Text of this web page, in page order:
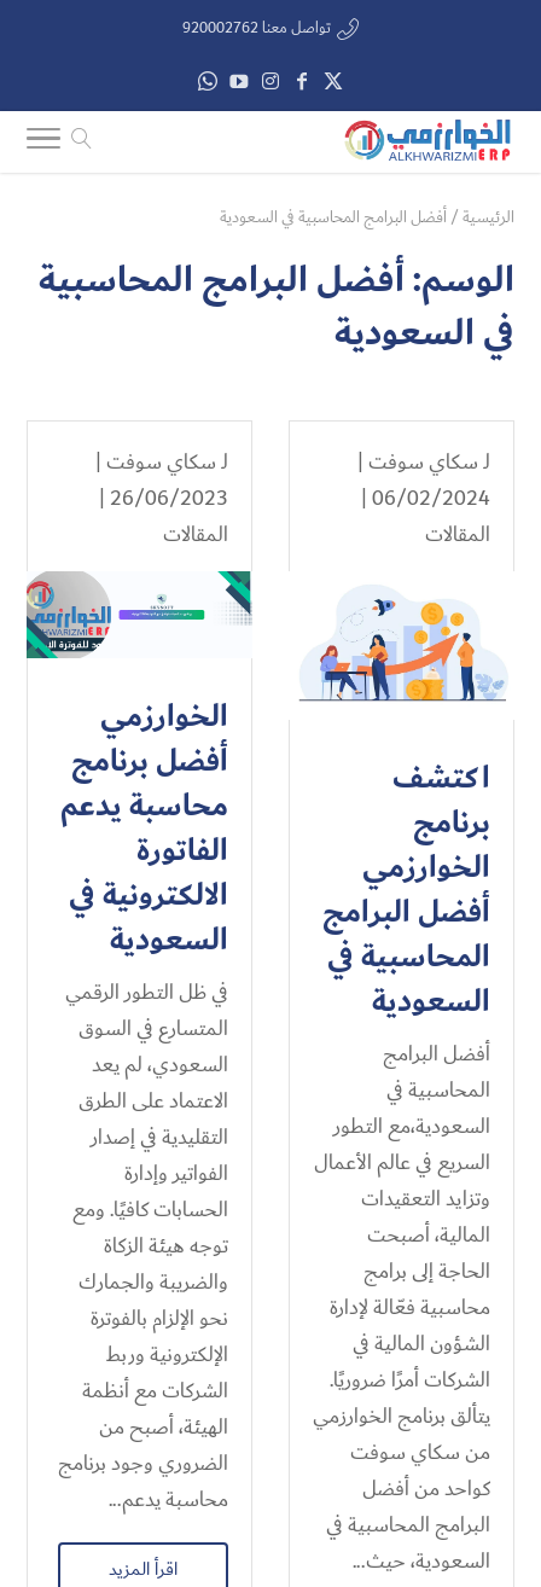
تواصل معنا 920002762
الرئيسية/أفضل البرامج المحاسبية في السعودية
الوسم:أفضل البرامج المحاسبية
في السعودية
لـسكاي سوفت |
06/02/2024 |
المقالات
اكتشف
برنامج
الخوارزمي
أفضل البرامج
المحاسبية في
السعودية
أفضل البرامج
المحاسبية في
السعودية،مع التطور
السريع في عالم الأعمال
وتزايد التعقيدات
المالية، أصبحت
الحاجة إلى برامج
محاسبية فعّالة لإدارة
الشؤون المالية في
الشركات أمرًا ضروريًا.
يتألق برنامج الخوارزمي
من سكاي سوفت
كواحد من أفضل
البرامج المحاسبية في
السعودية، حيث...
لـسكاي سوفت |
26/06/2023 |
المقالات
الخوارزمي
أفضل برنامج
محاسبة يدعم
الفاتورة
الالكترونية في
السعودية
في ظل التطور الرقمي
المتسارع في السوق
السعودي، لم يعد
الاعتماد على الطرق
التقليدية في إصدار
الفواتير وإدارة
الحسابات كافيًا. ومع
توجه هيئة الزكاة
والضريبة والجمارك
نحو الإلزام بالفوترة
الإلكترونية وربط
الشركات مع أنظمة
الهيئة، أصبح من
الضروري وجود برنامج
محاسبة يدعم...
اقرأ المزيد